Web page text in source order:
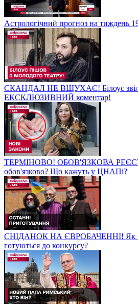
Астрологічний прогноз на тиждень
СКАНДАЛ НЕ ВЩУХАЄ! Білоус
ЕКСКЛЮЗИВНИЙ коментар!
ТЕРМІНОВО! ОБОВ'ЯЗКОВА
обов'язково? Що кажуть у ЦНАПі?
СНІДАНОК НА ЄВРОБАЧЕННІ! Як
готуються до конкурсу?